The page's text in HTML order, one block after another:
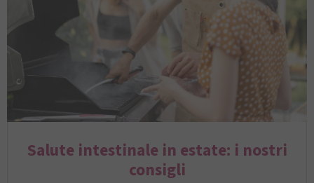
Salute intestinale in estate: i nostri
consigli